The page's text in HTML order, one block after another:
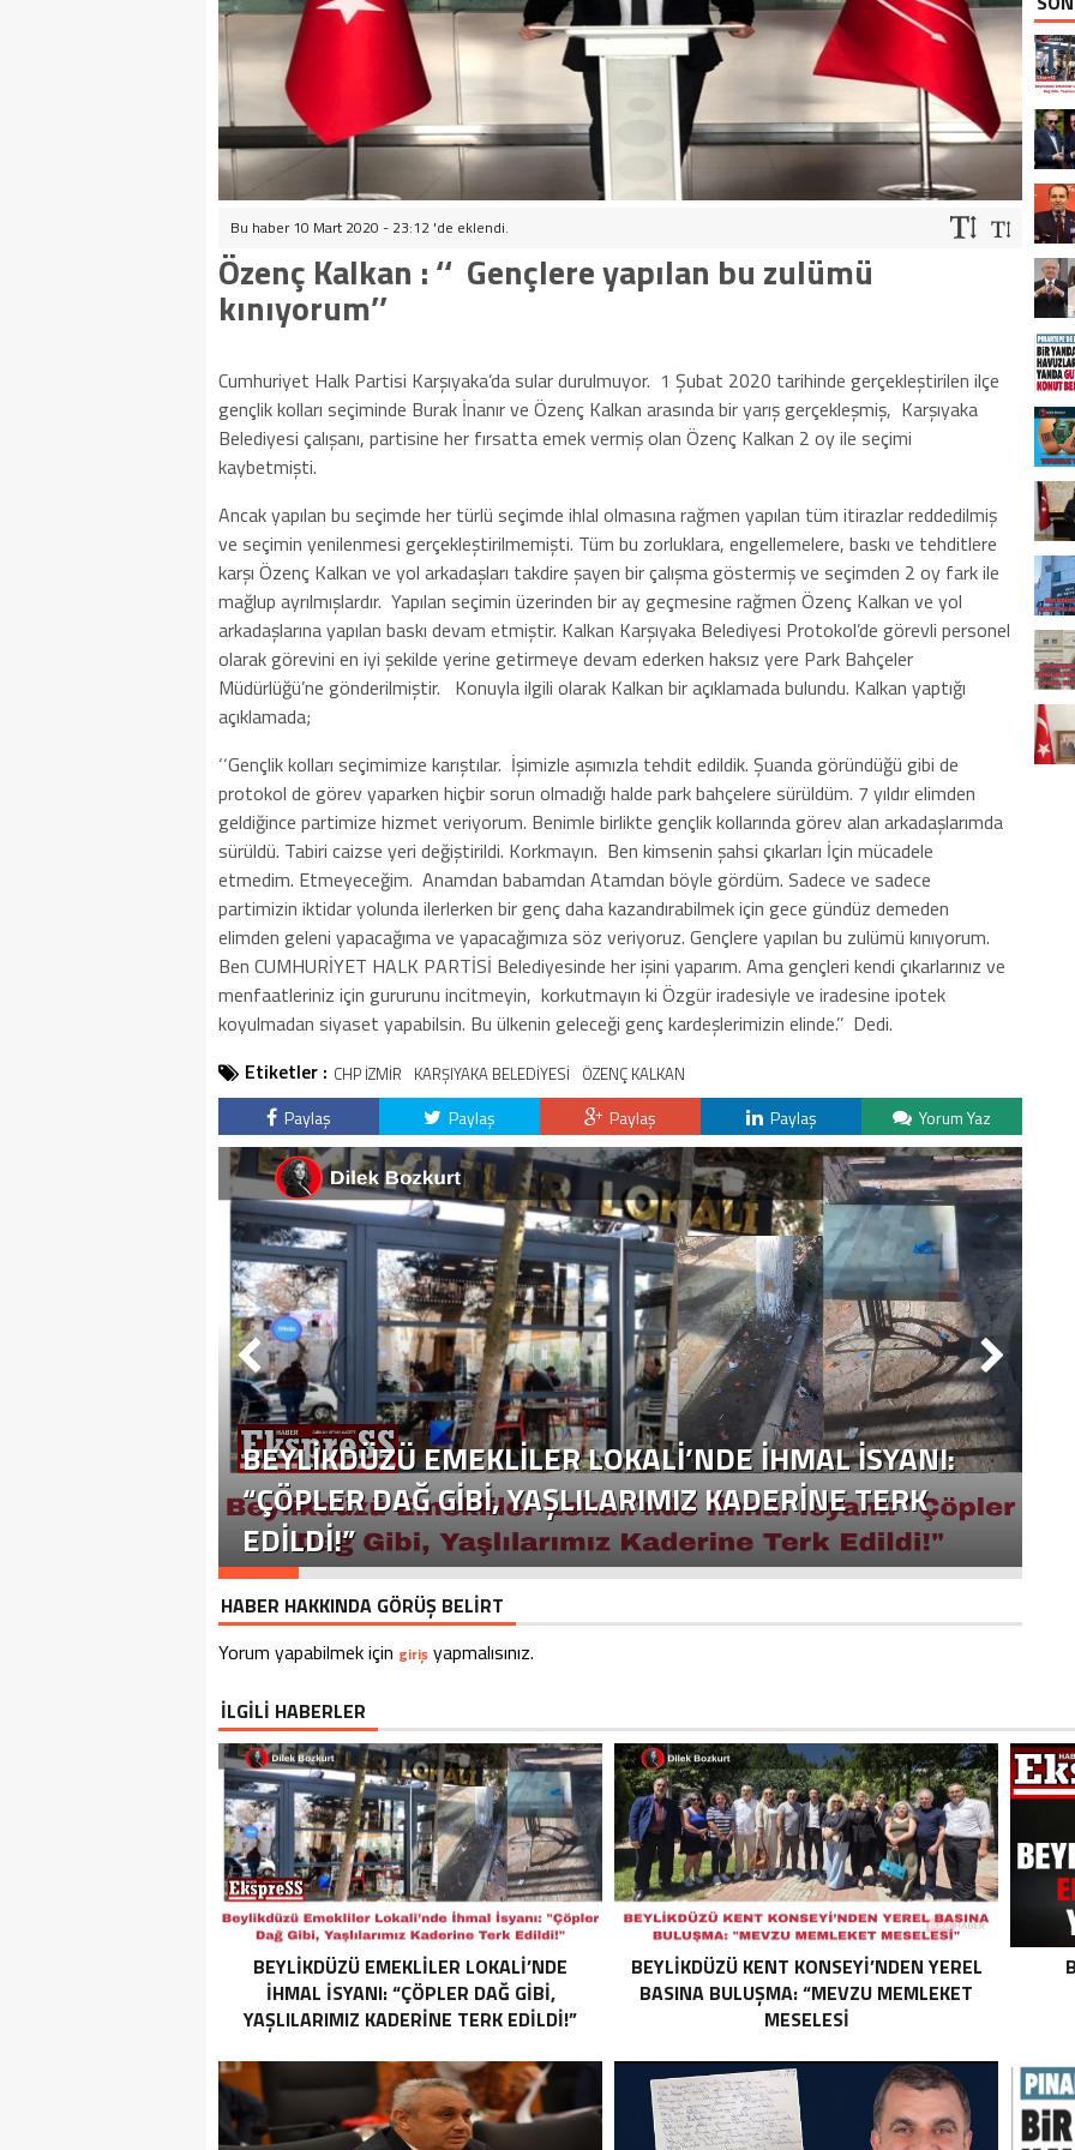
Bu haber 10 Mart 2020 - 23:12 'de eklendi.
Özenç Kalkan : ‘‘ Gençlere yapılan bu zulümü
kınıyorum’’
Cumhuriyet Halk Partisi Karşıyaka’da sular durulmuyor. 1 Şubat 2020 tarihinde gerçekleştirilen ilçe
gençlik kolları seçiminde Burak İnanır ve Özenç Kalkan arasında bir yarış gerçekleşmiş, Karşıyaka
Belediyesi çalışanı, partisine her fırsatta emek vermiş olan Özenç Kalkan 2 oy ile seçimi
kaybetmişti.
Ancak yapılan bu seçimde her türlü seçimde ihlal olmasına rağmen yapılan tüm itirazlar reddedilmiş
ve seçimin yenilenmesi gerçekleştirilmemişti. Tüm bu zorluklara, engellemelere, baskı ve tehditlere
karşı Özenç Kalkan ve yol arkadaşları takdire şayen bir çalışma göstermiş ve seçimden 2 oy fark ile
mağlup ayrılmışlardır. Yapılan seçimin üzerinden bir ay geçmesine rağmen Özenç Kalkan ve yol
arkadaşlarına yapılan baskı devam etmiştir. Kalkan Karşıyaka Belediyesi Protokol’de görevli personel
olarak görevini en iyi şekilde yerine getirmeye devam ederken haksız yere Park Bahçeler
Müdürlüğü’ne gönderilmiştir. Konuyla ilgili olarak Kalkan bir açıklamada bulundu. Kalkan yaptığı
açıklamada;
‘‘Gençlik kolları seçimimize karıştılar. İşimizle aşımızla tehdit edildik. Şuanda göründüğü gibi de
protokol de görev yaparken hiçbir sorun olmadığı halde park bahçelere sürüldüm. 7 yıldır elimden
geldiğince partimize hizmet veriyorum. Benimle birlikte gençlik kollarında görev alan arkadaşlarımda
sürüldü. Tabiri caizse yeri değiştirildi. Korkmayın. Ben kimsenin şahsi çıkarları İçin mücadele
etmedim. Etmeyeceğim. Anamdan babamdan Atamdan böyle gördüm. Sadece ve sadece
partimizin iktidar yolunda ilerlerken bir genç daha kazandırabilmek için gece gündüz demeden
elimden geleni yapacağıma ve yapacağımıza söz veriyoruz. Gençlere yapılan bu zulümü kınıyorum.
Ben CUMHURİYET HALK PARTİSİ Belediyesinde her işini yaparım. Ama gençleri kendi çıkarlarınız ve
menfaatleriniz için gururunu incitmeyin, korkutmayın ki Özgür iradesiyle ve iradesine ipotek
koyulmadan siyaset yapabilsin. Bu ülkenin geleceği genç kardeşlerimizin elinde.’’ Dedi.
Etiketler : CHP İZMİR KARŞIYAKA BELEDİYESİ ÖZENÇ KALKAN
Paylaş Paylaş Paylaş Paylaş Yorum Yaz
BEYLIKDÜZÜ EMEKLILER LOKALI’NDE İHMAL İSYANI:
“ÇÖPLER DAĞ GIBI, YAŞLILARIMIZ KADERINE TERK
EDILDI!”
HABER HAKKINDA GÖRÜŞ BELİRT
Yorum yapabilmek için giriş yapmalısınız.
İLGİLİ HABERLER
BEYLIKDÜZÜ EMEKLILER LOKALI’NDE
İHMAL İSYANI: “ÇÖPLER DAĞ GIBI,
YAŞLILARIMIZ KADERINE TERK EDILDI!”
BEYLİKDÜZÜ KENT KONSEYİ’NDEN YEREL
BASINA BULUŞMA: “MEVZU MEMLEKET
MESELESİ